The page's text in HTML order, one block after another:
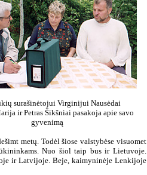
surašinėtojui Virginijui Nausėdai
ir Petras Šikšniai pasakoja apie savo
gyvenimą
metų. Todėl šiose valstybėse visuomet
Nuo šiol taip bus ir Lietuvoje.
ir Latvijoje. Beje, kaimyninėje Lenkijoje